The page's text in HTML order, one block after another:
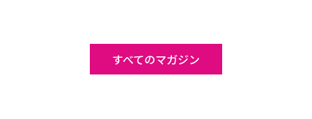
すべてのマガジン